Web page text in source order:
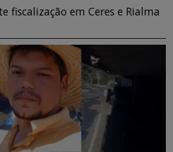
fiscalização em Ceres e Rialma